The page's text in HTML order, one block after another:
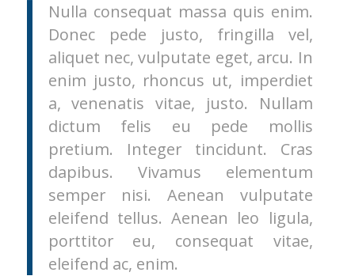
Nulla consequat massa quis enim.
Donec pede justo, fringilla vel,
aliquet nec, vulputate eget, arcu. In
enim justo, rhoncus ut, imperdiet
a, venenatis vitae, justo. Nullam
dictum felis eu pede mollis
pretium. Integer tincidunt. Cras
dapibus. Vivamus elementum
semper nisi. Aenean vulputate
eleifend tellus. Aenean leo ligula,
porttitor eu, consequat vitae,
eleifend ac, enim.